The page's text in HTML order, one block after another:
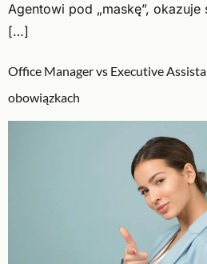
Agentowi pod „maskę”,
[…]
Office Manager vs Executive
obowiązkach